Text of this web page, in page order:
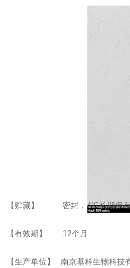
【贮藏】 密封，4℃长期保
【有效期】 12个月
【生产单位】 南京基科生物科技